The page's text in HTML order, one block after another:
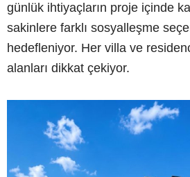
günlük ihtiyaçların proje içinde
sakinlere farklı sosyalleşme
hedefleniyor. Her villa ve
alanları dikkat çekiyor.